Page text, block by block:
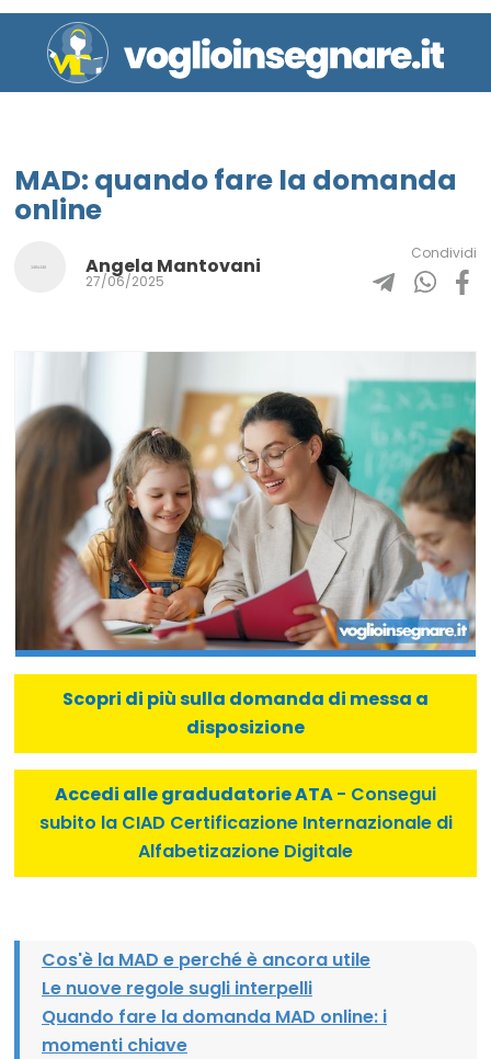
MAD: quando fare la domanda
online
Angela Mantovani
27/06/2025
Condividi
Scopri di più sulla domanda di messa a
disposizione
Accedi alle gradudatorie ATA- Consegui
subito la CIAD Certificazione Internazionale di
Alfabetizazione Digitale
Cos'è la MAD e perché è ancora utile
Le nuove regole sugli interpelli
Quando fare la domanda MAD online: i
momenti chiave